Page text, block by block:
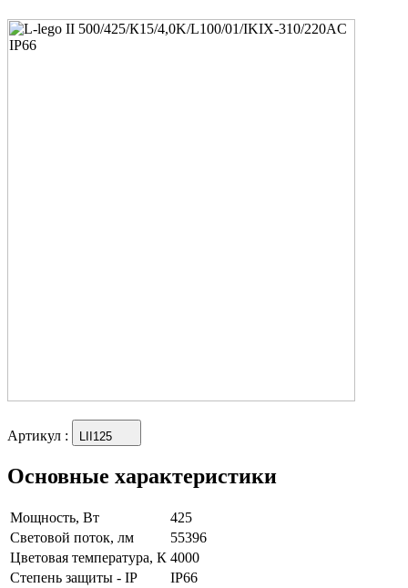
Артикул : LII125
Основные характеристики
Мощность, Вт
425
Световой поток, лм
55396
Цветовая температура, К 4000
Степень защиты - IP
IP66